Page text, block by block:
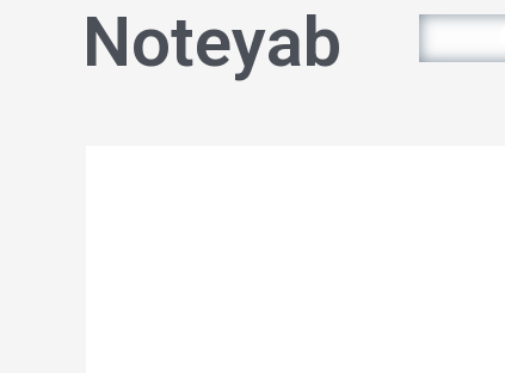
Search
Noteyab